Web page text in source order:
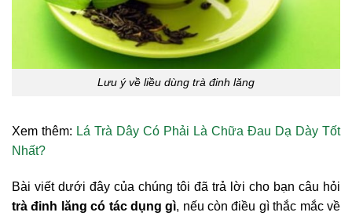
Lưu ý về liều dùng trà đinh lăng
Xem thêm: Lá Trà Dây Có Phải Là Chữa Đau Dạ Dày Tốt
Nhất?
Bài viết dưới đây của chúng tôi đã trả lời cho bạn câu hỏi
trà đinh lăng có tác dụng gì, nếu còn điều gì thắc mắc về